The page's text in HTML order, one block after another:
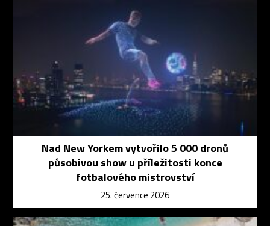
Nad New Yorkem vytvořilo 5 000 dronů
působivou show u příležitosti konce
fotbalového mistrovství
25. července 2026